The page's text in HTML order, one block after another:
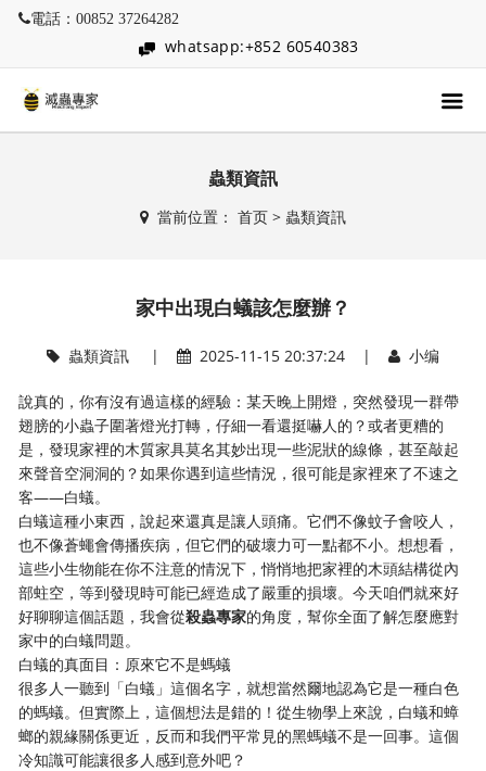
電話：00852 37264282
whatsapp:+852 60540383
蟲類資訊
當前位置： 首页> 蟲類資訊
家中出現白蟻該怎麼辦？
蟲類資訊| 2025-11-15 20:37:24 | 小编
說真的，你有沒有過這樣的經驗：某天晚上開燈，突然發現一群帶
翅膀的小蟲子圍著燈光打轉，仔細一看還挺嚇人的？或者更糟的
是，發現家裡的木質家具莫名其妙出現一些泥狀的線條，甚至敲起
來聲音空洞洞的？如果你遇到這些情況，很可能是家裡來了不速之
客——白蟻。
白蟻這種小東西，說起來還真是讓人頭痛。它們不像蚊子會咬人，
也不像蒼蠅會傳播疾病，但它們的破壞力可一點都不小。想想看，
這些小生物能在你不注意的情況下，悄悄地把家裡的木頭結構從內
部蛀空，等到發現時可能已經造成了嚴重的損壞。今天咱們就來好
好聊聊這個話題，我會從殺蟲專家的角度，幫你全面了解怎麼應對
家中的白蟻問題。
白蟻的真面目：原來它不是螞蟻
很多人一聽到「白蟻」這個名字，就想當然爾地認為它是一種白色
的螞蟻。但實際上，這個想法是錯的！從生物學上來說，白蟻和蟑
螂的親緣關係更近，反而和我們平常見的黑螞蟻不是一回事。這個
冷知識可能讓很多人感到意外吧？